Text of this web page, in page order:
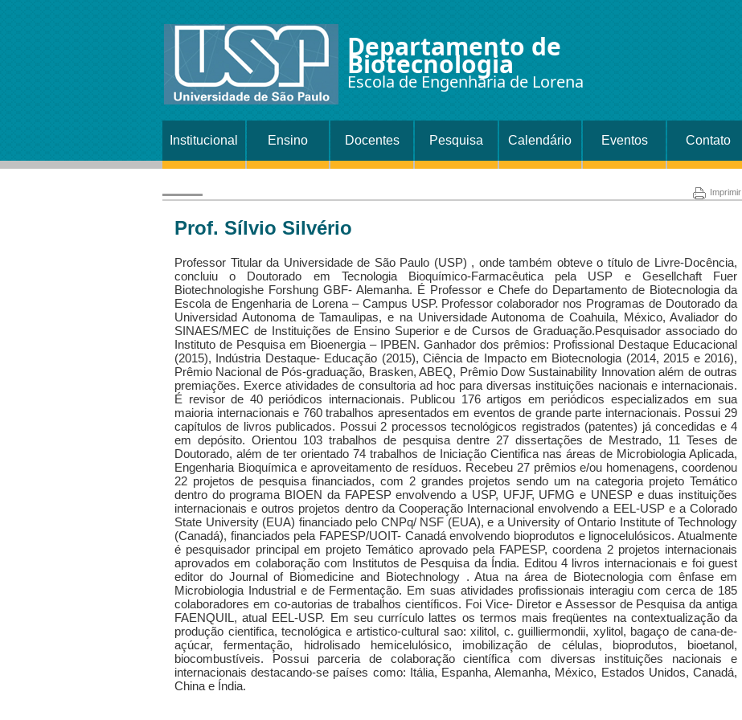
Departamento de
Biotecnologia
Escola de Engenharia de Lorena
Institucional Ensino Docentes Pesquisa Calendário Eventos Contato
Imprimir
Prof. Sílvio Silvério
Professor Titular da Universidade de São Paulo (USP) , onde também obteve o título de Livre-Docência,
concluiu o Doutorado em Tecnologia Bioquímico-Farmacêutica pela USP e Gesellchaft Fuer
Biotechnologishe Forshung GBF- Alemanha. É Professor e Chefe do Departamento de Biotecnologia da
Escola de Engenharia de Lorena – Campus USP. Professor colaborador nos Programas de Doutorado da
Universidad Autonoma de Tamaulipas, e na Universidade Autonoma de Coahuila, México, Avaliador do
SINAES/MEC de Instituições de Ensino Superior e de Cursos de Graduação.Pesquisador associado do
Instituto de Pesquisa em Bioenergia – IPBEN. Ganhador dos prêmios: Profissional Destaque Educacional
(2015), Indústria Destaque- Educação (2015), Ciência de Impacto em Biotecnologia (2014, 2015 e 2016),
Prêmio Nacional de Pós-graduação, Brasken, ABEQ, Prêmio Dow Sustainability Innovation além de outras
premiações. Exerce atividades de consultoria ad hoc para diversas instituições nacionais e internacionais.
É revisor de 40 periódicos internacionais. Publicou 176 artigos em periódicos especializados em sua
maioria internacionais e 760 trabalhos apresentados em eventos de grande parte internacionais. Possui 29
capítulos de livros publicados. Possui 2 processos tecnológicos registrados (patentes) já concedidas e 4
em depósito. Orientou 103 trabalhos de pesquisa dentre 27 dissertações de Mestrado, 11 Teses de
Doutorado, além de ter orientado 74 trabalhos de Iniciação Cientifica nas áreas de Microbiologia Aplicada,
Engenharia Bioquímica e aproveitamento de resíduos. Recebeu 27 prêmios e/ou homenagens, coordenou
22 projetos de pesquisa financiados, com 2 grandes projetos sendo um na categoria projeto Temático
dentro do programa BIOEN da FAPESP envolvendo a USP, UFJF, UFMG e UNESP e duas instituições
internacionais e outros projetos dentro da Cooperação Internacional envolvendo a EEL-USP e a Colorado
State University (EUA) financiado pelo CNPq/ NSF (EUA), e a University of Ontario Institute of Technology
(Canadá), financiados pela FAPESP/UOIT- Canadá envolvendo bioprodutos e lignocelulósicos. Atualmente
é pesquisador principal em projeto Temático aprovado pela FAPESP, coordena 2 projetos internacionais
aprovados em colaboração com Institutos de Pesquisa da Índia. Editou 4 livros internacionais e foi guest
editor do Journal of Biomedicine and Biotechnology . Atua na área de Biotecnologia com ênfase em
Microbiologia Industrial e de Fermentação. Em suas atividades profissionais interagiu com cerca de 185
colaboradores em co-autorias de trabalhos científicos. Foi Vice- Diretor e Assessor de Pesquisa da antiga
FAENQUIL, atual EEL-USP. Em seu currículo lattes os termos mais freqüentes na contextualização da
produção cientifica, tecnológica e artistico-cultural sao: xilitol, c. guilliermondii, xylitol, bagaço de cana-de-
açúcar, fermentação, hidrolisado hemicelulósico, imobilização de células, bioprodutos, bioetanol,
biocombustíveis. Possui parceria de colaboração científica com diversas instituições nacionais e
internacionais destacando-se países como: Itália, Espanha, Alemanha, México, Estados Unidos, Canadá,
China e Índia.